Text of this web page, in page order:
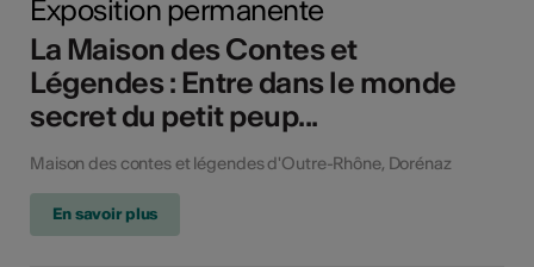
Exposition permanente
La Maison des Contes et
Légendes : Entre dans le monde
secret du petit peup...
Maison des contes et légendes d'Outre-Rhône, Dorénaz
En savoir plus